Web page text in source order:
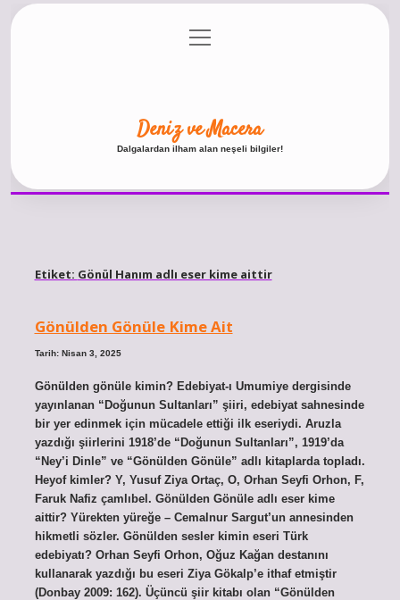
Gizlilik Politikası
menüyü
aç
Deniz ve Macera
Dalgalardan ilham alan neşeli bilgiler!
Etiket: Gönül Hanım adlı eser kime aittir
Gönülden Gönüle Kime Ait
Tarih: Nisan 3, 2025
Gönülden gönüle kimin? Edebiyat-ı Umumiye dergisinde
yayınlanan “Doğunun Sultanları” şiiri, edebiyat sahnesinde
bir yer edinmek için mücadele ettiği ilk eseriydi. Aruzla
yazdığı şiirlerini 1918’de “Doğunun Sultanları”, 1919’da
“Ney’i Dinle” ve “Gönülden Gönüle” adlı kitaplarda topladı.
Heyof kimler? Y, Yusuf Ziya Ortaç, O, Orhan Seyfi Orhon, F,
Faruk Nafiz çamlıbel. Gönülden Gönüle adlı eser kime
aittir? Yürekten yüreğe – Cemalnur Sargut’un annesinden
hikmetli sözler. Gönülden sesler kimin eseri Türk
edebiyatı? Orhan Seyfi Orhon, Oğuz Kağan destanını
kullanarak yazdığı bu eseri Ziya Gökalp’e ithaf etmiştir
(Donbay 2009: 162). Üçüncü şiir kitabı olan “Gönülden